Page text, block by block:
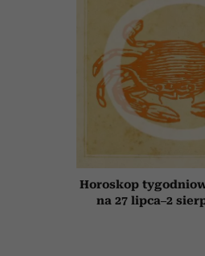
Horoskop
na 27 lipca–2